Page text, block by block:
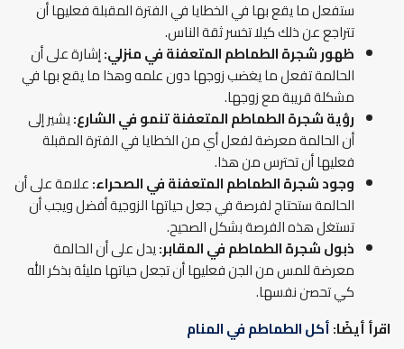
ستفعل ما يقع بها في الخطايا في الفترة المقبلة فعليها أن
تتراجع عن ذلك كيلا تخسر ثقة الناس.
ظهور شجرة الطماطم المتعفنة في منزلي:إشارة على أن
الحالمة تفعل ما يغضب زوجها دون علمه وهذا ما يقع بها في
مشكلة قريبة مع زوجها.
رؤية شجرة الطماطم المتعفنة تنمو في الشارع:يشير إلى
أن الحالمة معرضة لفعل أي من الخطايا في الفترة المقبلة
فعليها أن تحترس من هذا.
وجود شجرة الطماطم المتعفنة في الصحراء:علامة على أن
الحالمة ستحتاج لفرصة في جعل حياتها الزوجية أفضل ويجب أن
تستغل هذه الفرصة بشكل الصحيح.
ذبول شجرة الطماطم في المقابر:يدل على أن الحالمة
معرضة للمس من الجن فعليها أن تجعل حياتها مليئة بذكر الله
كي تحصن نفسها.
اقرأ أيضًا:أكل الطماطم في المنام